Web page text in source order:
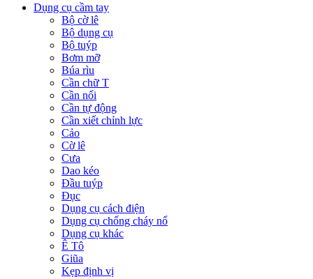
Dụng cụ cầm tay
Bộ cờ lê
Bộ dụng cụ
Bộ tuýp
Bơm mỡ
Búa rìu
Cần chữ T
Cần nối
Cần tự động
Cần xiết chỉnh lực
Cảo
Cờ lê
Cưa
Dao kéo
Đầu tuýp
Đục
Dụng cụ cách điện
Dụng cụ chống cháy nổ
Dụng cụ khác
Ê Tô
Giũa
Kẹp định vị